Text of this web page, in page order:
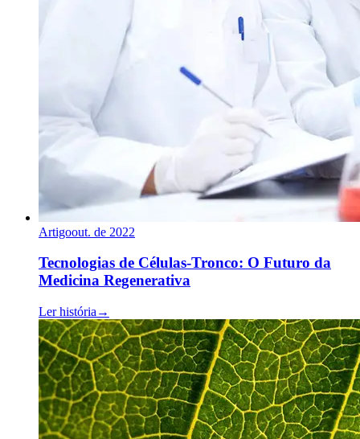
Artigoout. de 2022
Tecnologias de Células-Tronco: O Futuro da
Medicina Regenerativa
Ler história →